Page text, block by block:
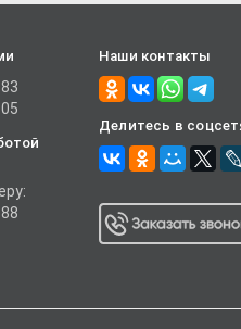
Наши контакты
Делитесь в